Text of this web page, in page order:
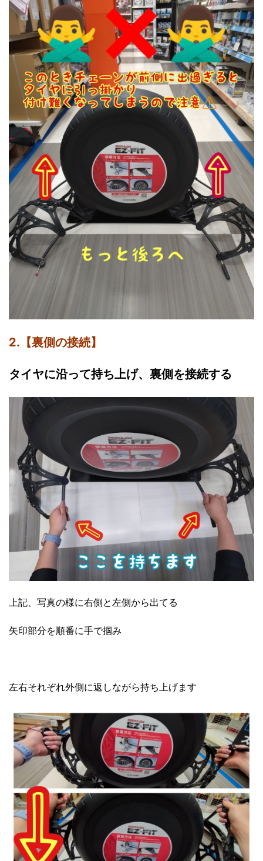
2.【裏側の接続】
タイヤに沿って持ち上げ、裏側を接続する
上記、写真の様に右側と左側から出てる
矢印部分を順番に手で掴み
左右それぞれ外側に返しながら持ち上げます